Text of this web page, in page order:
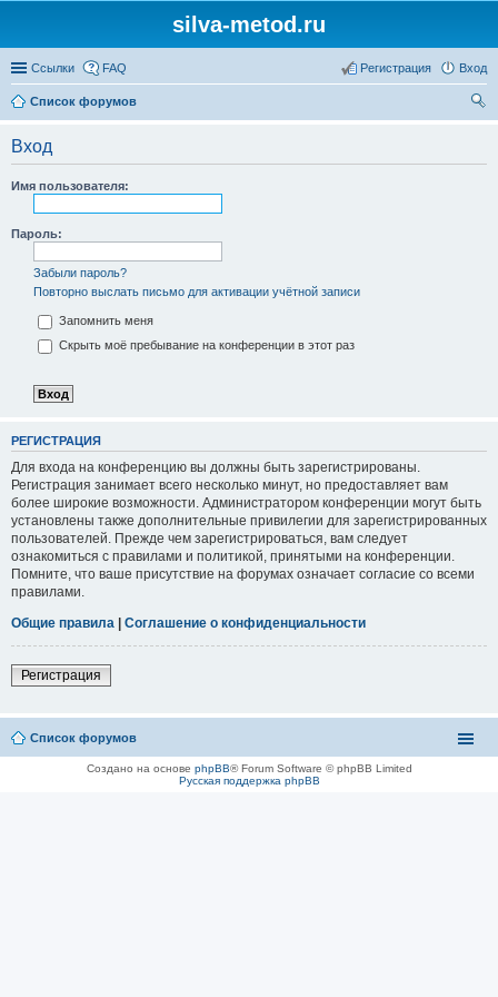
silva-metod.ru
Ссылки FAQ Вход
Регистрация
Список форумов
Вход
Имя пользователя:
Пароль:
Забыли пароль?
Повторно выслать письмо для активации учётной записи
Запомнить меня
Скрыть моё пребывание на конференции в этот раз
РЕГИСТРАЦИЯ
Для входа на конференцию вы должны быть зарегистрированы.
Регистрация занимает всего несколько минут, но предоставляет вам
более широкие возможности. Администратором конференции могут быть
установлены также дополнительные привилегии для зарегистрированных
пользователей. Прежде чем зарегистрироваться, вам следует
ознакомиться с правилами и политикой, принятыми на конференции.
Помните, что ваше присутствие на форумах означает согласие со всеми
правилами.
Общие правила | Соглашение о конфиденциальности
Регистрация
Список форумов
Создано на основе phpBB® Forum Software © phpBB Limited
Русская поддержка phpBB